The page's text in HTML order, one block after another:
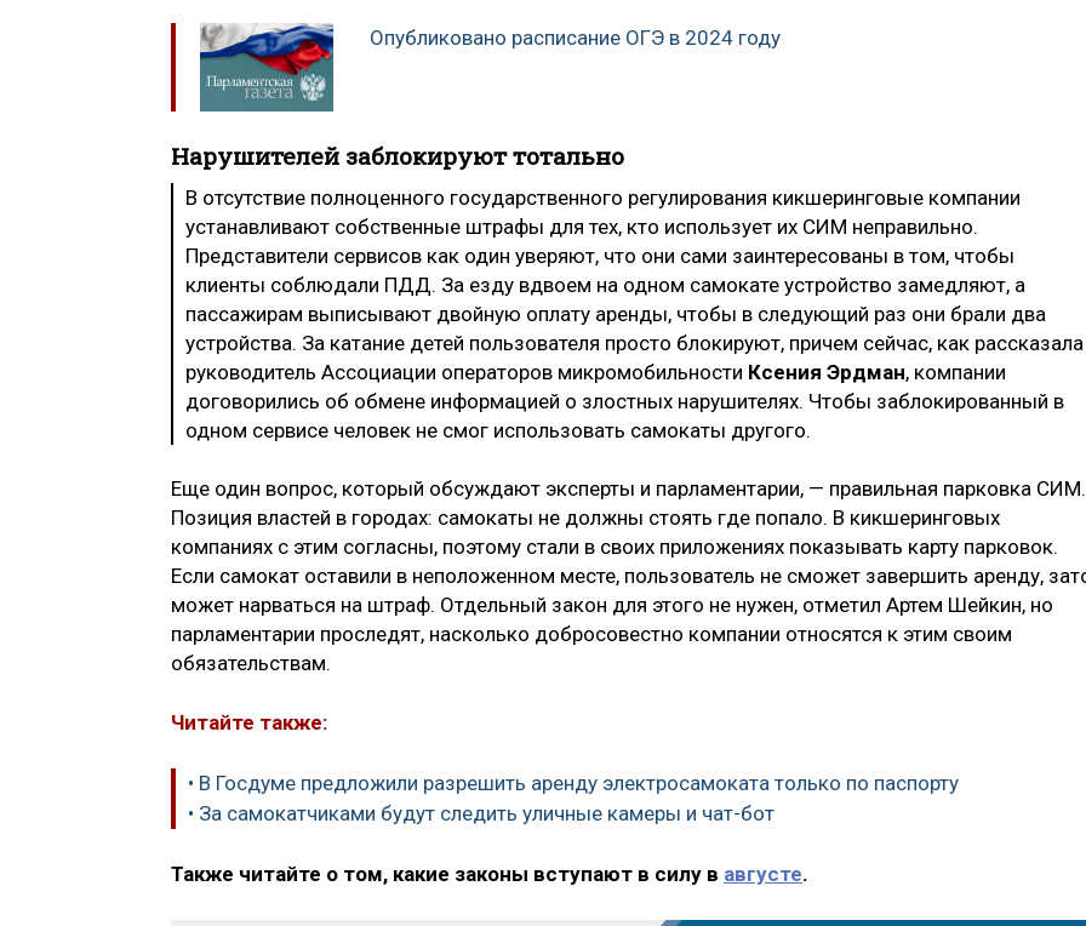
Опубликовано расписание ОГЭ в 2024 году
Нарушителей заблокируют тотально
В отсутствие полноценного государственного регулирования кикшеринговые компании
устанавливают собственные штрафы для тех, кто использует их СИМ неправильно.
Представители сервисов как один уверяют, что они сами заинтересованы в том, чтобы
клиенты соблюдали ПДД. За езду вдвоем на одном самокате устройство замедляют, а
пассажирам выписывают двойную оплату аренды, чтобы в следующий раз они брали два
устройства. За катание детей пользователя просто блокируют, причем сейчас, как рассказала
руководитель Ассоциации операторов микромобильности Ксения Эрдман, компании
договорились об обмене информацией о злостных нарушителях. Чтобы заблокированный в
одном сервисе человек не смог использовать самокаты другого.
Еще один вопрос, который обсуждают эксперты и парламентарии, — правильная парковка СИМ.
Позиция властей в городах: самокаты не должны стоять где попало. В кикшеринговых
компаниях с этим согласны, поэтому стали в своих приложениях показывать карту парковок.
Если самокат оставили в неположенном месте, пользователь не сможет завершить аренду,
может нарваться на штраф. Отдельный закон для этого не нужен, отметил Артем Шейкин, но
парламентарии проследят, насколько добросовестно компании относятся к этим своим
обязательствам.
Читайте также:
• В Госдуме предложили разрешить аренду электросамоката только по паспорту
• За самокатчиками будут следить уличные камеры и чат-бот
Также читайте о том, какие законы вступают в силу в августе.